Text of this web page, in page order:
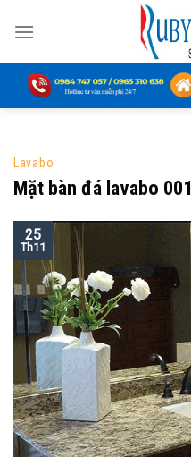
Lavabo
Mặt bàn đá lavabo 001
25
Th11